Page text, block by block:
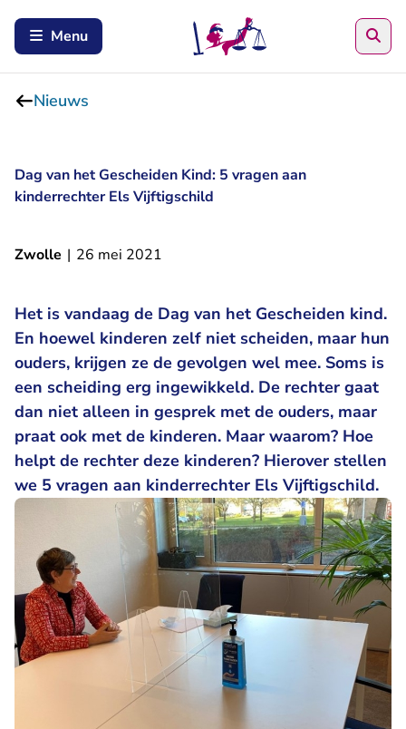
Menu
Nieuws
Dag van het Gescheiden Kind: 5 vragen aan
kinderrechter Els Vijftigschild
Zwolle | 26 mei 2021
Het is vandaag de Dag van het Gescheiden kind.
En hoewel kinderen zelf niet scheiden, maar hun
ouders, krijgen ze de gevolgen wel mee. Soms is
een scheiding erg ingewikkeld. De rechter gaat
dan niet alleen in gesprek met de ouders, maar
praat ook met de kinderen. Maar waarom? Hoe
helpt de rechter deze kinderen? Hierover stellen
we 5 vragen aan kinderrechter Els Vijftigschild.